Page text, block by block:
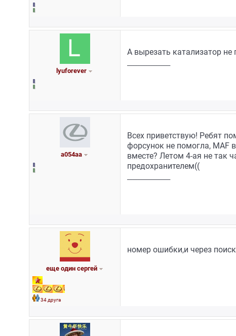
lyuforever
А вырезать катализатор не
а054аа
Всех приветствую! Ребят
форсунок не помогла, MAF
вместе? Летом 4-ая не так
предохранителем((
еще один сергей
34 друга
номер ошибки,и через